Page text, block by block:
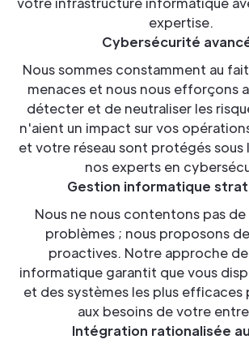
expertise.
Cybersécurité
Nous sommes constamment au
menaces et nous nous efforçons
détecter et de neutraliser les
n'aient un impact sur vos
et votre réseau sont protégés
nos experts en
Gestion informatique
Nous ne nous contentons pas
problèmes ; nous proposons
proactives. Notre approche
informatique garantit que vous
et des systèmes les plus efficaces
aux besoins de votre
Intégration rationalisée